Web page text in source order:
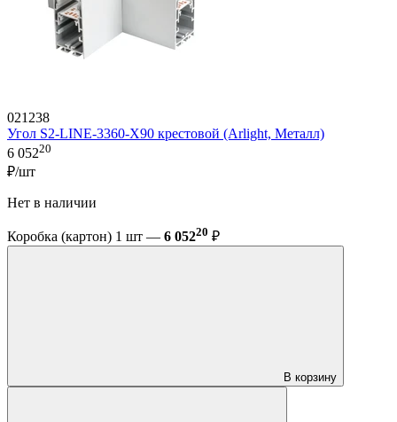
021238
Угол S2-LINE-3360-X90 крестовой (Arlight, Металл)
6 05220
₽/шт
Нет в наличии
Коробка (картон) 1 шт — 6 05220 ₽
В корзину